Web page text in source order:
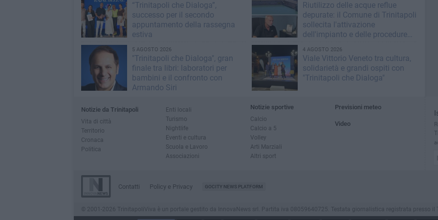
“Trinitapoli che Dialoga”,
successo per il secondo
appuntamento della rassegna
estiva
Riutilizzo delle acque reflue
depurate: il Comune di Trinitapoli
sollecita l'attivazione
dell'impianto e delle procedure
5 AGOSTO 2026
"Trinitapoli che Dialoga", gran
finale tra libri: laboratori per
bambini e il confronto con
Armando Siri
4 AGOSTO 2026
Viale Vittorio Veneto tra cultura,
solidarietà e grandi ospiti con
"Trinitapoli che Dialoga"
Notizie da Trinitapoli
Vita di città
Territorio
Cronaca
Politica
Enti locali
Turismo
Nightlife
Eventi e cultura
Scuola e Lavoro
Associazioni
Notizie sportive
Calcio
Calcio a 5
Volley
Arti Marziali
Altri sport
Previsioni meteo
Video
Contatti Policy e Privacy GOCITY NEWS PLATFORM
© 2001-2026 TrinitapoliViva è un portale gestito da InnovaNews srl. Partita iva 08059640725. Testata giornalistica registrata presso il